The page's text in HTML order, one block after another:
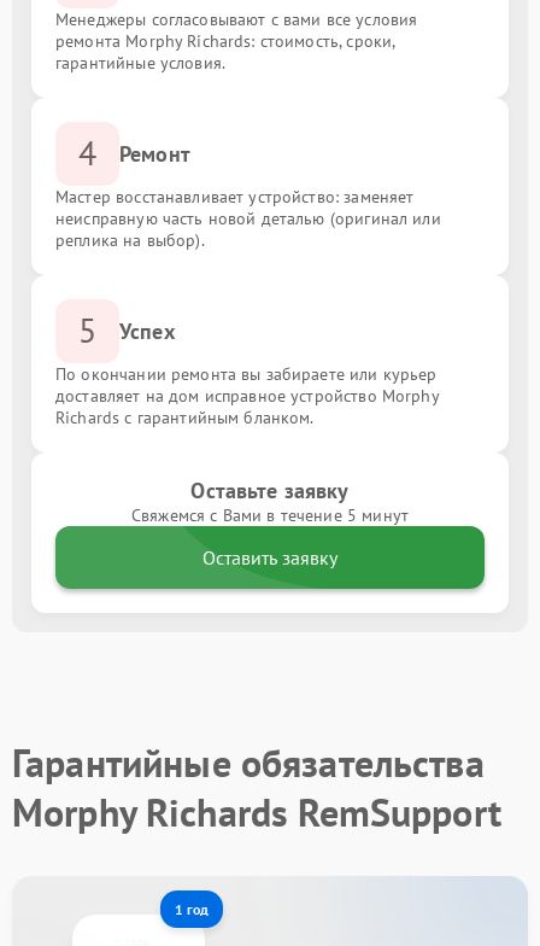
Менеджеры согласовывают с вами все условия
ремонта Morphy Richards: стоимость, сроки,
гарантийные условия.
4 Ремонт
Мастер восстанавливает устройство: заменяет
неисправную часть новой деталью (оригинал или
реплика на выбор).
5 Успех
По окончании ремонта вы забираете или курьер
доставляет на дом исправное устройство Morphy
Richards с гарантийным бланком.
Оставьте заявку
Свяжемся с Вами в течение 5 минут
Оставить заявку
Гарантийные обязательства
Morphy Richards RemSupport
1 год